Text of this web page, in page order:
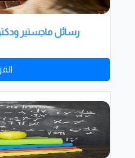
رسائل ماجستير